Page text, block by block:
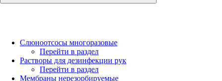
Слюноотсосы многоразовые
Перейти в раздел
Растворы для дезинфекции рук
Перейти в раздел
Мембраны нерезорбируемые